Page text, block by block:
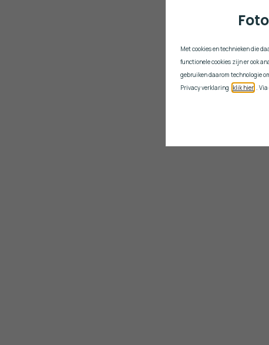
Met cookies en technieken die
functionele cookies zijn er ook
gebruiken daarom technologie
Privacy verklaring ( klik hier ).